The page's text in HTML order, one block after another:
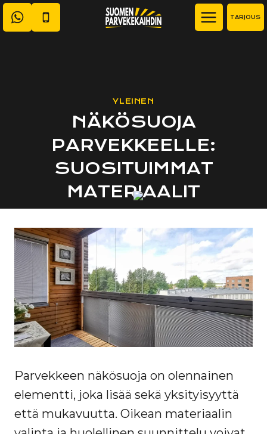
Siirry
sisältöön
TARJOUS
YLEINEN
NÄKÖSUOJA
PARVEKKEELLE:
SUOSITUIMMAT
MATERIAALIT
Parvekkeen näkösuoja on olennainen
elementti, joka lisää sekä yksityisyyttä
että mukavuutta. Oikean materiaalin